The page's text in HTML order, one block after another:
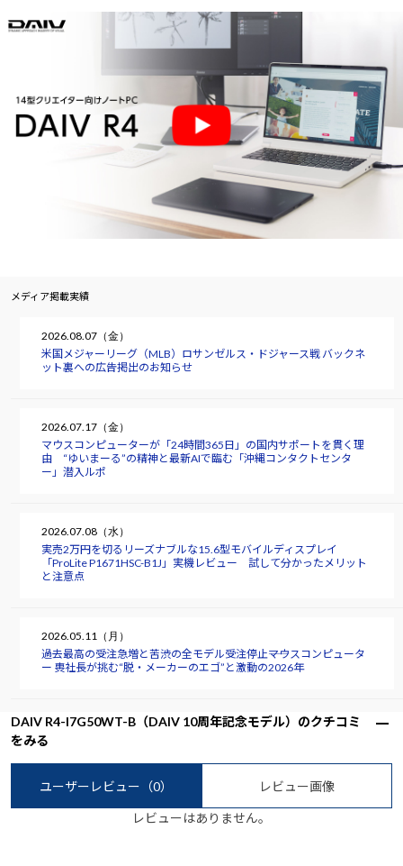
メディア掲載実績
2026.08.07（金）
米国メジャーリーグ（MLB）ロサンゼルス・ドジャース戦 バックネ
ット裏への広告掲出のお知らせ
2026.07.17（金）
マウスコンピューターが「24時間365日」の国内サポートを貫く理
由 “ゆいまーる”の精神と最新AIで臨む「沖縄コンタクトセンタ
ー」潜入ルポ
2026.07.08（水）
実売2万円を切るリーズナブルな15.6型モバイルディスプレイ
「ProLite P1671HSC-B1J」実機レビュー 試して分かったメリット
と注意点
2026.05.11（月）
過去最高の受注急増と苦渋の全モデル受注停止――マウスコンピュータ
ー 軣社長が挑む“脱・メーカーのエゴ”と激動の2026年
DAIV R4-I7G50WT-B（DAIV 10周年記念モデル）のクチコミ
をみる
ユーザーレビュー （0） レビュー画像
レビューはありません。